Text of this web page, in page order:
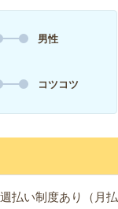
男性
コツコツ
払い制度あり（月払